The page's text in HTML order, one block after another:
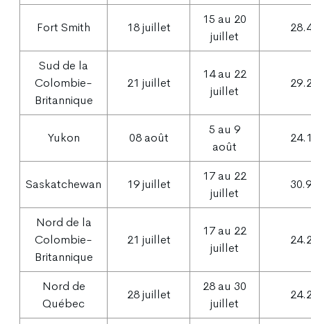
Fort Smith 18 juillet
15 au 20
juillet
Sud de la
Colombie-
Britannique
21 juillet
14 au 22
juillet
Yukon 08 août
5 au 9
août
Saskatchewan 19 juillet
17 au 22
juillet
30.9
Nord de la
Colombie-
Britannique
21 juillet
17 au 22
juillet
Nord de
Québec
28 juillet
28 au 30
juillet